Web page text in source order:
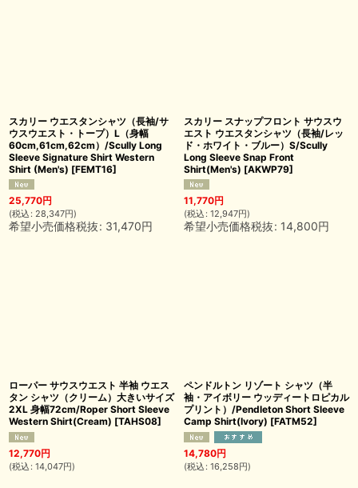
スカリー ウエスタンシャツ（長袖/サ
ウスウエスト・トープ）L（身幅
60cm,61cm,62cm）/Scully Long
Sleeve Signature Shirt Western
Shirt (Men's) [FEMT16]
25,770円
(税込 : 28,347円)
希望小売価格税抜: 31,470円
スカリー スナップフロント サウスウ
エスト ウエスタンシャツ（長袖/レッ
ド・ホワイト・ブルー）S/Scully
Long Sleeve Snap Front
Shirt(Men's) [AKWP79]
11,770円
(税込 : 12,947円)
希望小売価格税抜: 14,800円
ローパー サウスウエスト 半袖 ウエス
タン シャツ（クリーム）大きいサイズ
2XL 身幅72cm/Roper Short Sleeve
Western Shirt(Cream) [TAHS08]
12,770円
(税込 : 14,047円)
ペンドルトン リゾート シャツ（半
袖・アイボリー ウッディートロピカル
プリント）/Pendleton Short Sleeve
Camp Shirt(Ivory) [FATM52]
14,780円
(税込 : 16,258円)